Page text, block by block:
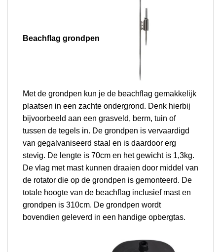
Beachflag grondpen
Met de grondpen kun je de beachflag gemakkelijk
plaatsen in een zachte ondergrond. Denk hierbij
bijvoorbeeld aan een grasveld, berm, tuin of
tussen de tegels in. De grondpen is vervaardigd
van gegalvaniseerd staal en is daardoor erg
stevig. De lengte is 70cm en het gewicht is 1,3kg.
De vlag met mast kunnen draaien door middel van
de rotator die op de grondpen is gemonteerd. De
totale hoogte van de beachflag inclusief mast en
grondpen is 310cm. De grondpen wordt
bovendien geleverd in een handige opbergtas.